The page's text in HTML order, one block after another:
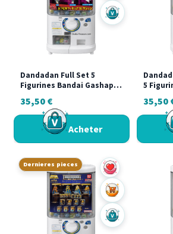
Acheter sur Vinted
Dandadan Full Set 5
Figurines Bandai Gashapon
35,50 €
Acheter
5
35,50
Dernieres pieces
Ajouter au panier
Acheter sur Vinted